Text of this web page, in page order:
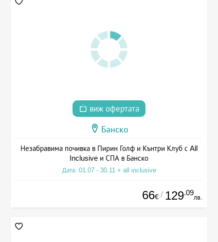
виж офертата
Банско
Незабравима почивка в Пирин Голф и Кънтри Клуб с All
Inclusive и СПА в Банско
Дата: 01.07 - 30.11 + all inclusive
66€ / 129.09
лв.